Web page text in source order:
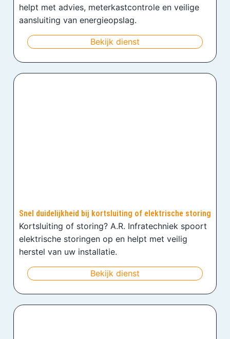
helpt met advies, meterkastcontrole en veilige
aansluiting van energieopslag.
Bekijk dienst
Snel duidelijkheid bij kortsluiting of elektrische storing
Kortsluiting of storing? A.R. Infratechniek spoort
elektrische storingen op en helpt met veilig
herstel van uw installatie.
Bekijk dienst